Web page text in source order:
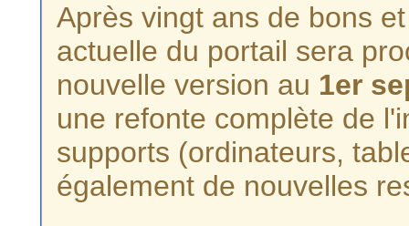
Après vingt ans de bons
actuelle du portail sera
nouvelle version au 1er
une refonte complète de
supports (ordinateurs,
également de nouvelles